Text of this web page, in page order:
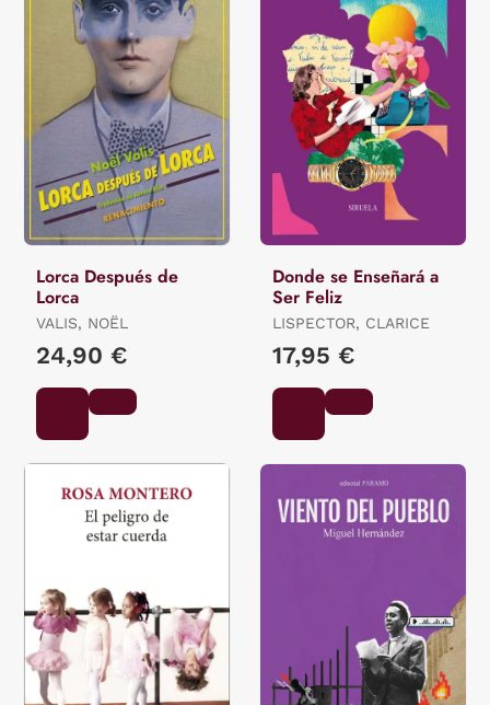
Lorca Después de
Lorca
VALIS, NOËL
24,90 €
Donde se Enseñará a
Ser Feliz
LISPECTOR, CLARICE
17,95 €